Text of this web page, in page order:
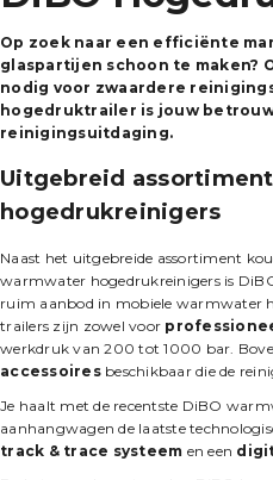
Op zoek naar een efficiënte
glaspartijen schoon te maken?
nodig voor zwaardere
hogedruktrailer is jouw
reinigingsuitdaging.
Uitgebreid
hogedrukreinigers
Naast het uitgebreide assortiment
warmwater hogedrukreinigers is
ruim aanbod in mobiele warmwater
trailers zijn zowel voor
werkdruk van 200 tot 1000 bar.
accessoiresbeschikbaar die de
Je haalt met de recentste DiBO
aanhangwagen de laatste
track & trace systeem en een